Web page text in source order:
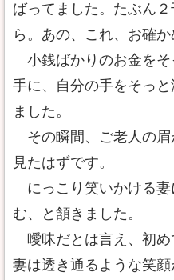
ばってました。たぶん
ら。あの、これ、お確か
小銭ばかりのお金をそ
手に、自分の手をそっ
ました。
その瞬間、ご老人の眉
見たはずです。
にっこり笑いかける妻
む、と頷きました。
曖昧だとは言え、初め
妻は透き通るような笑顔